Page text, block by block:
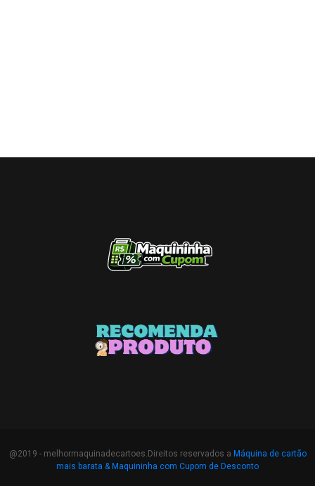
@2019 - melhormaquinadecartoes.Direitos reservados a Máquina de cartão
mais barata & Maquininha com Cupom de Desconto